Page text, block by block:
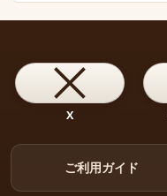
X
ご利用ガイド